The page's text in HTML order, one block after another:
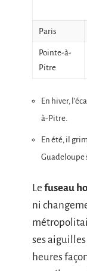
Paris
Pointe-à-
Pitre
En hiver,
à-Pitre.
En été, il
Guadeloupe
Le fuseau
ni
ses
heures